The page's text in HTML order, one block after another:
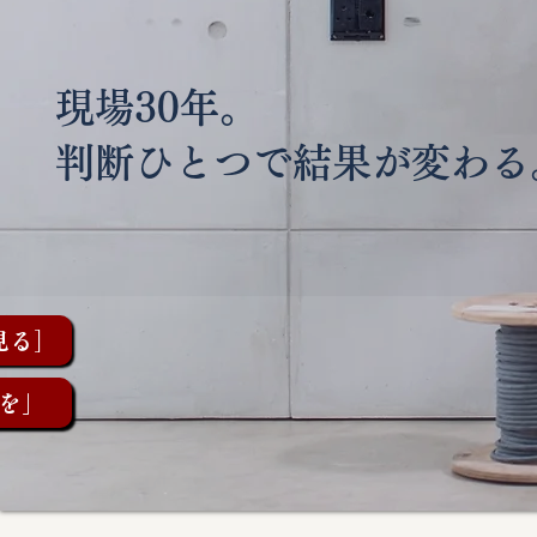
現場30年。
判断ひとつで結果が変わ
］
」